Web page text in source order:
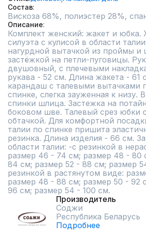
Состав
Вискоза 68%, полиэстер 28%,
Описание
Комплект женский: жакет и юбка.
силуэта с кулисой в области
нагурдной вытачкой из проймы и
застёжкой на петли-пуговицы.
двушовный, с плечевыми
рукава - 52 см. Длина жакета - 61
карандаш с талевыми вытачками
спинке, слегка зауженная к низу.
спинки шлица. Застежка на
боковом шве. Талевый срез юбки
обтачкой. Для комфортной
талии по спинке пришита
резинка. Длина изделия - 66 см.
области талии: -с резинкой в
размер 46 - 74 см; размер 48 - 80
84 см; размер 52 - 88 см; размер
резинкой в растянутом виде:
размер 48 - 88 см; размер 50 - 92
96 см; размер 54 - 100 см.
Производитель
Соджи
Республика Беларусь
Подробнее